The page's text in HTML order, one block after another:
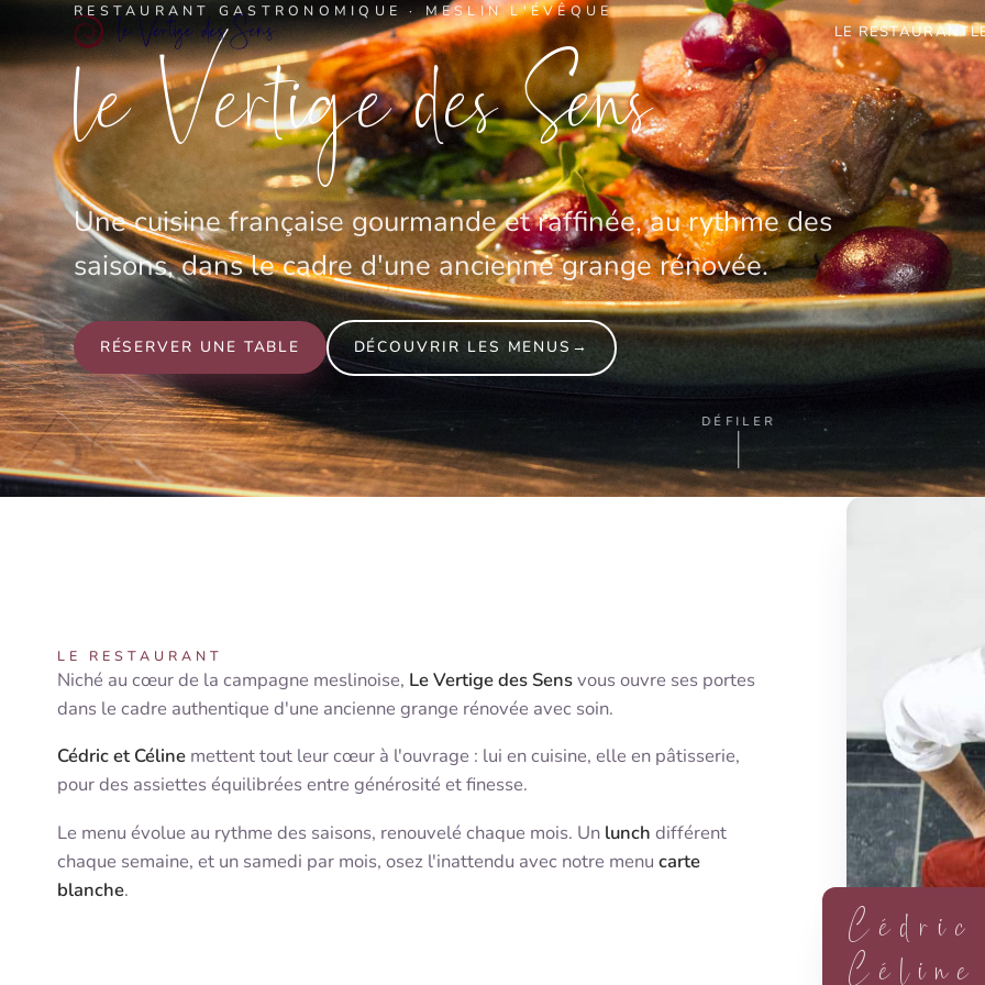
LE RESTAURANT
RESTAURANT GASTRONOMIQUE · MESLIN L'ÉVÊQUE
le Vertige des Sens
Une cuisine française gourmande et raffinée, au rythme des
saisons, dans le cadre d'une ancienne grange rénovée.
RÉSERVER UNE TABLE DÉCOUVRIR LES MENUS →
DÉFILER
LE RESTAURANT
Niché au cœur de la campagne meslinoise, Le Vertige des Sensvous ouvre ses portes
dans le cadre authentique d'une ancienne grange rénovée avec soin.
Cédric et Céline mettent tout leur cœur à l'ouvrage : lui en cuisine, elle en pâtisserie,
pour des assiettes équilibrées entre générosité et finesse.
Le menu évolue au rythme des saisons, renouvelé chaque mois. Un lunch différent
chaque semaine, et un samedi par mois, osez l'inattendu avec notre menu carte
blanche.
Cédric
Céline